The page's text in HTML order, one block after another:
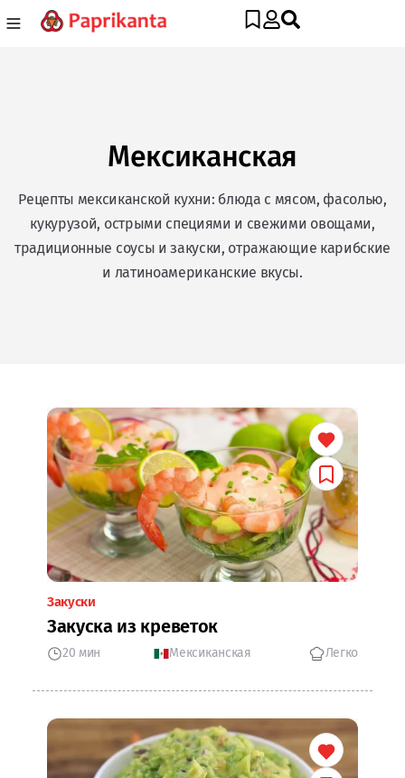
Мексиканская
Рецепты мексиканской кухни: блюда с мясом, фасолью,
кукурузой, острыми специями и свежими овощами,
традиционные соусы и закуски, отражающие карибские
и латиноамериканские вкусы.
Закуски
Закуска из креветок
20 мин Мексиканская Легко